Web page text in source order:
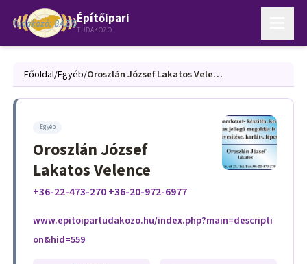
Építőipari
TUDAKOZÓ
Főoldal/Egyéb/ Oroszlán József Lakatos Velence
Egyéb
Oroszlán József
Lakatos Velence
+36-22-473-270 +36-20-972-6977
www.epitoipartudakozo.hu/index.php?main=descripti
on&hid=559